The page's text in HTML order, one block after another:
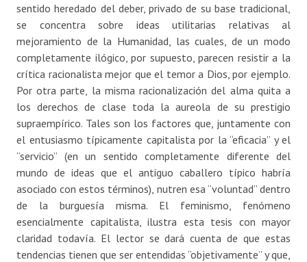
sentido heredado del deber, privado de su base tradicional,
se concentra sobre ideas utilitarias relativas al
mejoramiento de la Humanidad, las cuales, de un modo
completamente ilógico, por supuesto, parecen resistir a la
crítica racionalista mejor que el temor a Dios, por ejemplo.
Por otra parte, la misma racionalización del alma quita a
los derechos de clase toda la aureola de su prestigio
supraempírico. Tales son los factores que, juntamente con
el entusiasmo típicamente capitalista por la “eficacia” y el
“servicio” (en un sentido completamente diferente del
mundo de ideas que el antiguo caballero típico habría
asociado con estos términos), nutren esa “voluntad” dentro
de la burguesía misma. El feminismo, fenómeno
esencialmente capitalista, ilustra esta tesis con mayor
claridad todavía. El lector se dará cuenta de que estas
tendencias tienen que ser entendidas “objetivamente” y que,